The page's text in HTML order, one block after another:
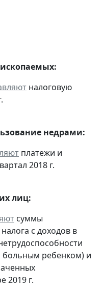
налоговую
недрами:
платежи и
2018 г.
лиц:
суммы
с доходов в
больным ребенком) и
2019 г.